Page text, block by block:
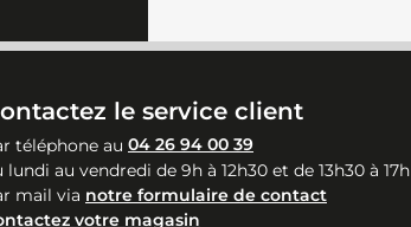
le service client
téléphone au 04 26 94 00 39
lundi au vendredi de 9h à 12h30 et de 13h30 à 17h
mail via notre formulaire de contact
votre magasin